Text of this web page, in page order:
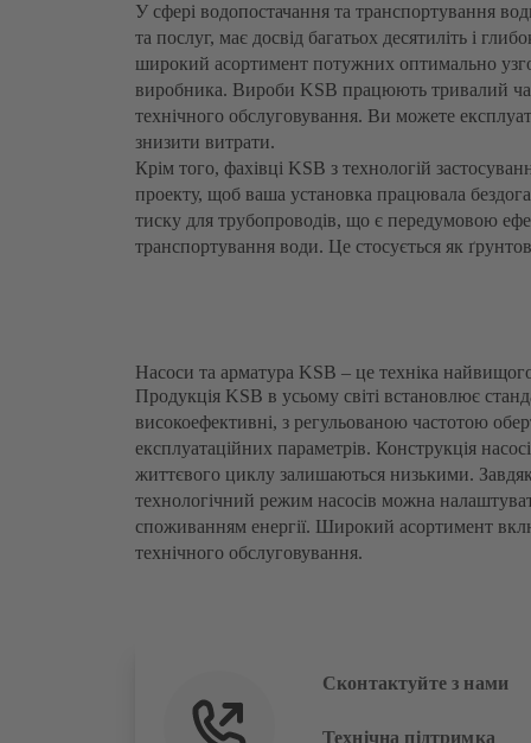
У сфері водопостачання та транспортування
та послуг, має досвід багатьох десятиліть і
широкий асортимент потужних оптимально
виробника. Вироби KSB працюють тривалий
технічного обслуговування. Ви можете
знизити витрати.
Крім того, фахівці KSB з технологій
проекту, щоб ваша установка працювала
тиску для трубопроводів, що є передумовою
транспортування води. Це стосується як
Насоси та арматура KSB – це техніка
Продукція KSB в усьому світі встановлює
високоефективні, з регульованою частотою
експлуатаційних параметрів. Конструкція
життєвого циклу залишаються низькими.
технологічний режим насосів можна
споживанням енергії. Широкий асортимент
технічного обслуговування.
Сконтактуйте з нами
Технічна підтримка